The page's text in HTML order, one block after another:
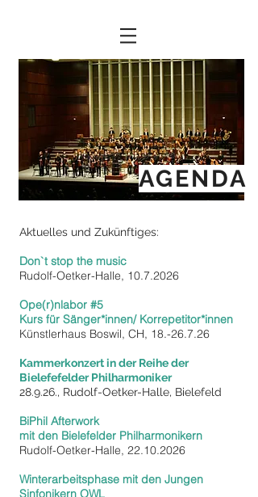
AGENDA
Aktuelles und Zukünftiges:
Don`t stop the music
Rudolf-Oetker-Halle, 10.7.2026
Ope(r)nlabor #5
Kurs für Sänger*innen/ Korrepetitor*innen
Künstlerhaus Boswil, CH, 18.-26.7.26
Kammerkonzert in der Reihe der
Bielefefelder Philharmoniker
28.9.26., Rudolf-Oetker-Halle, Bielefeld
BiPhil Afterwork
mit den Bielefelder Philharmonikern
Rudolf-Oetker-Halle, 22.10.2026
Winterarbeitsphase mit den Jungen
Sinfonikern OWL